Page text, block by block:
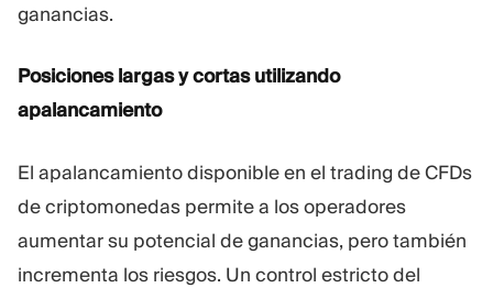
ganancias.
Posiciones largas y cortas utilizando
apalancamiento
El apalancamiento disponible en el trading de CFDs
de criptomonedas permite a los operadores
aumentar su potencial de ganancias, pero también
incrementa los riesgos. Un control estricto del